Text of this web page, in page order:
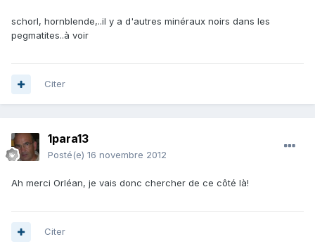
schorl, hornblende,..il y a d'autres minéraux noirs dans les
pegmatites..à voir
Citer
1para13
Posté(e) 16 novembre 2012
Ah merci Orléan, je vais donc chercher de ce côté là!
Citer